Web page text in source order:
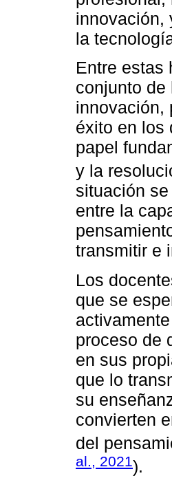
innovación,
la
Entre estas
conjunto
innovación,
éxito en los
papel
y la
situación
entre la
transmitir e
Los
que se
proceso de
en sus
que lo
su
convierten
del
al., 2021).